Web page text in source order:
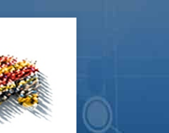
essenziell, während andere uns
Diensten geben möchten,